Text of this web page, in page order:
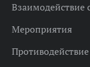
Взаимодействие
Мероприятия